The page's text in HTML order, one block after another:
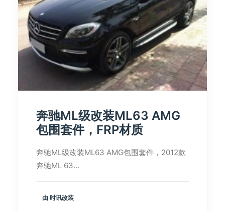
奔驰ML级改装ML63 AMG
包围套件，FRP材质
奔驰ML级改装ML63 AMG包围套件，2012款
奔驰ML 63…
由 时讯改装